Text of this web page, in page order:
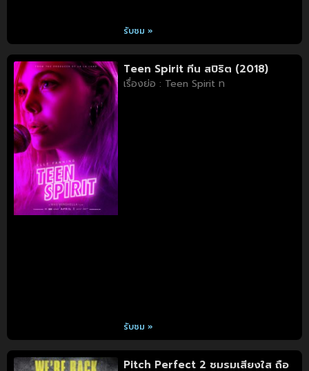
รับชม »
Teen Spirit ทีน สปิริต (2018)
เรื่องย่อ : Teen Spirit ท
รับชม »
Pitch Perfect 2 ชมรมเสียงใส ถือ